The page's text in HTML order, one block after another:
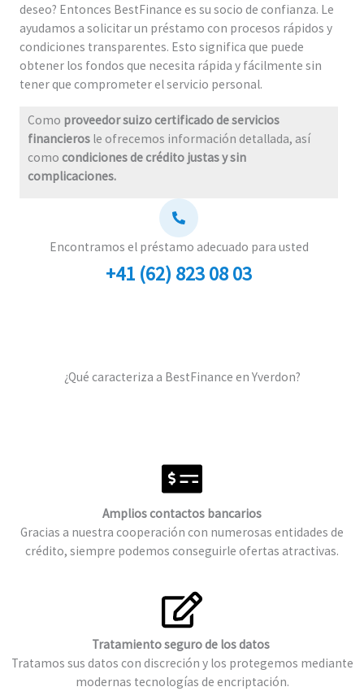
deseo? Entonces BestFinance es su socio de confianza. Le
ayudamos a solicitar un préstamo con procesos rápidos y
condiciones transparentes. Esto significa que puede
obtener los fondos que necesita rápida y fácilmente sin
tener que comprometer el servicio personal.
Como proveedor suizo certificado de servicios
financieros le ofrecemos información detallada, así
como condiciones de crédito justas y sin
complicaciones.
Encontramos el préstamo adecuado para usted
+41 (62) 823 08 03
¿Qué caracteriza a BestFinance en Yverdon?
Amplios contactos bancarios
Gracias a nuestra cooperación con numerosas entidades de
crédito, siempre podemos conseguirle ofertas atractivas.
Tratamiento seguro de los datos
Tratamos sus datos con discreción y los protegemos mediante
modernas tecnologías de encriptación.